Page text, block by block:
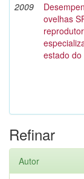
2009
ovelhas
estado
Refinar
Autor